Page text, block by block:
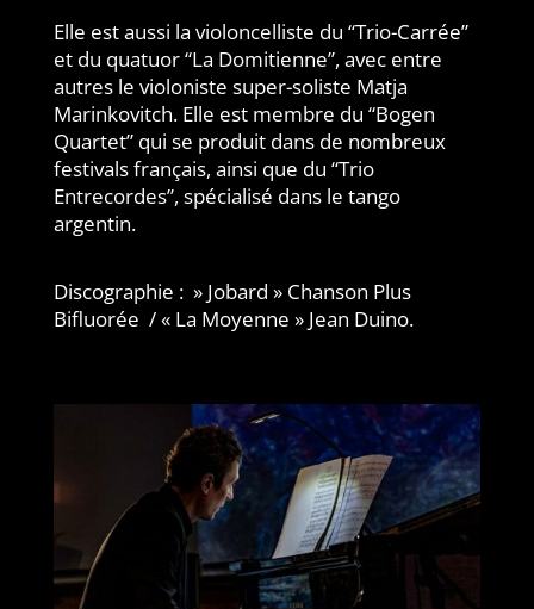
Elle est aussi la violoncelliste du “Trio-Carrée”
et du quatuor “La Domitienne”, avec entre
autres le violoniste super-soliste Matja
Marinkovitch. Elle est membre du “Bogen
Quartet” qui se produit dans de nombreux
festivals français, ainsi que du “Trio
Entrecordes”, spécialisé dans le tango
argentin.
Discographie : » Jobard » Chanson Plus
Bifluorée /« La Moyenne » Jean Duino.